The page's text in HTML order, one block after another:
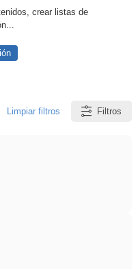
crear listas de
Limpiar filtros Filtros